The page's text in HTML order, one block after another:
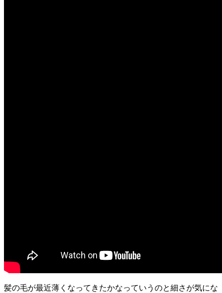
髪の毛が最近薄くなってきたかなっていうのと細さが気にな